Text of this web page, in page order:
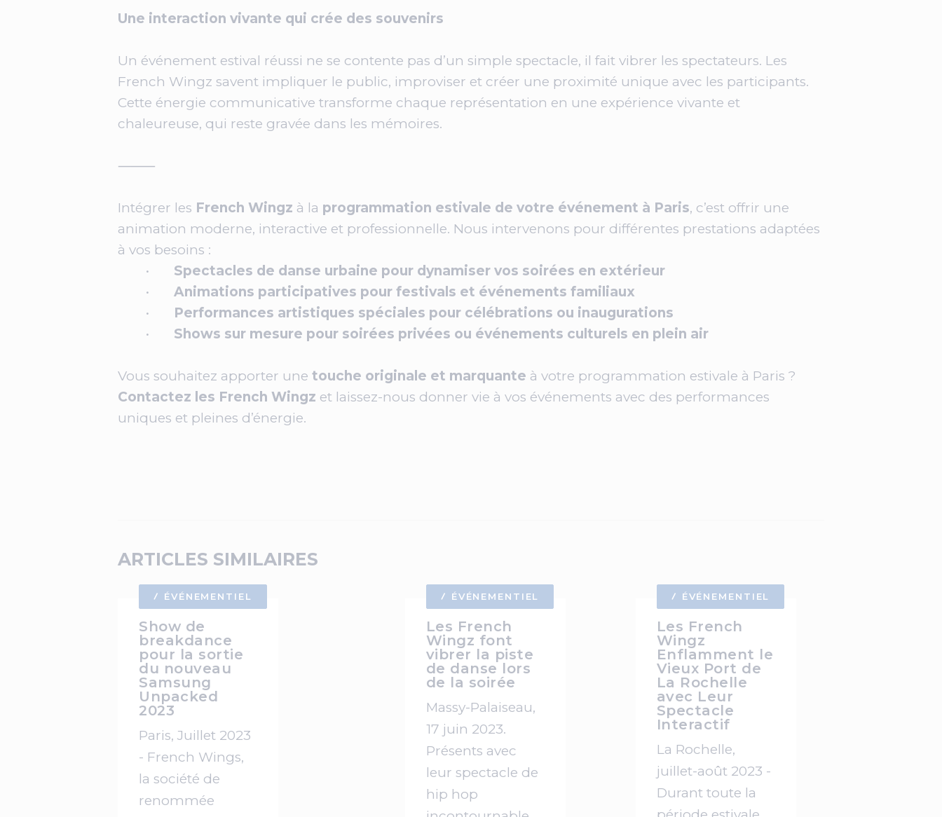
Une interaction vivante qui crée des souvenirs
Un événement estival réussi ne se contente pas d’un simple spectacle, il fait vibrer les spectateurs. Les
French Wingz savent impliquer le public, improviser et créer une proximité unique avec les participants.
Cette énergie communicative transforme chaque représentation en une expérience vivante et
chaleureuse, qui reste gravée dans les mémoires.
⸻
Intégrer les French Wingz à la programmation estivale de votre événement à Paris, c’est offrir une
animation moderne, interactive et professionnelle. Nous intervenons pour différentes prestations adaptées
à vos besoins :
•
Spectacles de danse urbaine pour dynamiser vos soirées en extérieur
•
Animations participatives pour festivals et événements familiaux
•
Performances artistiques spéciales pour célébrations ou inaugurations
•
Shows sur mesure pour soirées privées ou événements culturels en plein air
Vous souhaitez apporter une touche originale et marquante à votre programmation estivale à Paris ?
Contactez les French Wingz et laissez-nous donner vie à vos événements avec des performances
uniques et pleines d’énergie.
ARTICLES SIMILAIRES
ÉVÉNEMENTIEL
Show de
breakdance
pour la sortie
du nouveau
Samsung
Unpacked
2023
Paris, Juillet 2023
- French Wings,
la société de
renommée
ÉVÉNEMENTIEL
Les French
Wingz font
vibrer la piste
de danse lors
de la soirée
Massy-Palaiseau,
17 juin 2023.
Présents avec
leur spectacle de
hip hop
ÉVÉNEMENTIEL
Les French
Wingz
Enflamment le
Vieux Port de
La Rochelle
avec Leur
Spectacle
Interactif
La Rochelle,
juillet-août 2023 -
Durant toute la